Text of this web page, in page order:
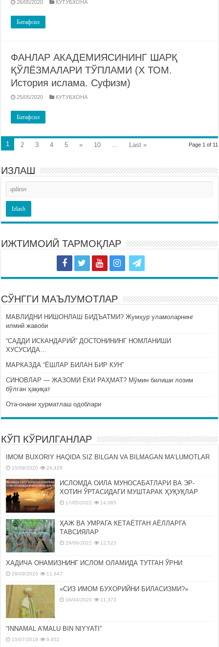
26/05/2020 КУТУБХОНА
Батафсил
ФАНЛАР АКАДЕМИЯСИНИНГ ШАРҚ
ҚЎЛЁЗМАЛАРИ ТЎПЛАМИ (X ТОМ.
История ислама. Суфизм)
25/05/2020 КУТУБХОНА
Батафсил
Page 1 of 11
1 2 3 4 5 » 10 ... Last »
ИЗЛАШ
ИЖТИМОИЙ ТАРМОҚЛАР
СЎНГГИ МАЪЛУМОТЛАР
МАВЛИДНИ НИШОНЛАШ БИДЪАТМИ? Жумҳур уламоларнинг
илмий жавоби
“САДДИ ИСКАНДАРИЙ” ДОСТОНИНИНГ НОМЛАНИШИ
ХУСУСИДА…
МАРКАЗДА “ЁШЛАР БИЛАН БИР КУН”
СИНОВЛАР — ЖАЗОМИ ЁКИ РАҲМАТ? Мўмин билиши лозим
бўлган ҳақиқат
Ота-онани ҳурматлаш одоблари
КЎП КЎРИЛГАНЛАР
IMOM BUXORIY HAQIDA SIZ BILGAN VA BILMAGAN MA’LUMOTLAR
15/09/2020 24,429
ИСЛОМДА ОИЛА МУНОСАБАТЛАРИ ВА ЭР-
ХОТИН ЎРТАСИДАГИ МУШТАРАК ҲУҚУҚЛАР
17/05/2022 14,065
ҲАЖ ВА УМРАГА КЕТАЁТГАН АЁЛЛАРГА
ТАВСИЯЛАР
29/06/2022 12,523
ХАДИЧА ОНАМИЗНИНГ ИСЛОМ ОЛАМИДА ТУТГАН ЎРНИ
29/09/2020 11,647
«СИЗ ИМОМ БУХОРИЙНИ БИЛАСИЗМИ?»
16/04/2020 11,373
“INNAMAL A’MALU BIN NIYYATI”
15/07/2019 9,652